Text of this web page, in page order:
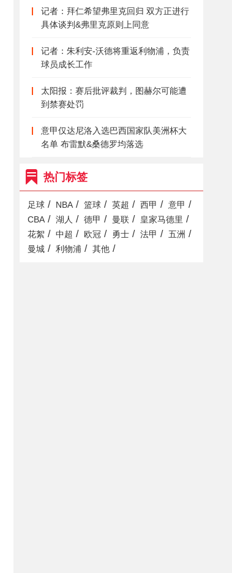
记者：拜仁希望弗里克回归 双方正进行
具体谈判&弗里克原则上同意
记者：朱利安-沃德将重返利物浦，负责
球员成长工作
太阳报：赛后批评裁判，图赫尔可能遭
到禁赛处罚
意甲仅达尼洛入选巴西国家队美洲杯大
名单 布雷默&桑德罗均落选
热门标签
足球 / NBA / 篮球 / 英超 / 西甲 / 意甲 /
CBA / 湖人 / 德甲 / 曼联 / 皇家马德里 /
花絮 / 中超 / 欧冠 / 勇士 / 法甲 / 五洲 /
曼城 / 利物浦 / 其他 /